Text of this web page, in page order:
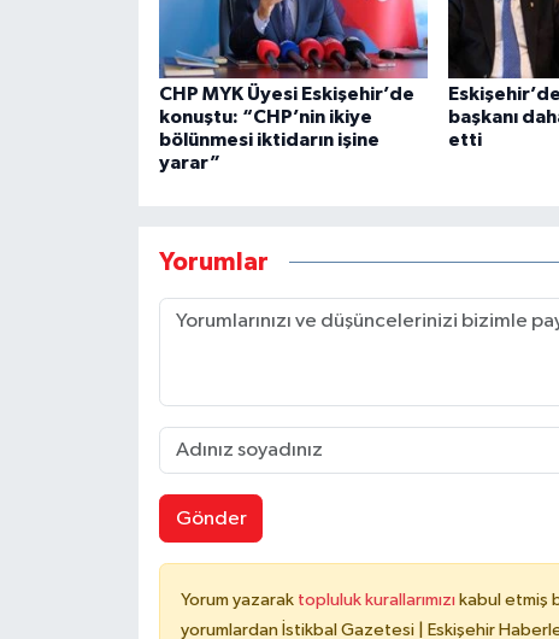
CHP MYK Üyesi Eskişehir’de
konuştu: “CHP’nin ikiye
bölünmesi iktidarın işine
yarar”
başkanı
etti
Yorumlar
Gönder
Yorum yazarak topluluk kurallarımızı kabul etmiş
yorumlardan İstikbal Gazetesi | Eskişehir